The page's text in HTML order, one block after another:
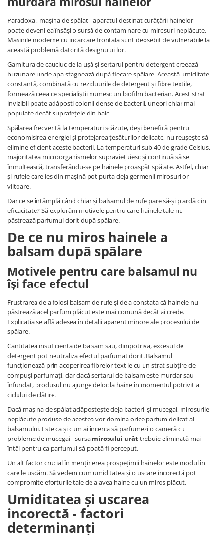
Paradoxal, mașina de spălat - aparatul destinat curățării hainelor -
poate deveni ea însăși o sursă de contaminare cu mirosuri neplăcute.
Mașinile moderne cu încărcare frontală sunt deosebit de vulnerabile la
această problemă datorită designului lor.
Garnitura de cauciuc de la ușă și sertarul pentru detergent creează
buzunare unde apa stagnează după fiecare spălare. Această umiditate
constantă, combinată cu reziduurile de detergent și fibre textile,
formează ceea ce specialiștii numesc un biofilm bacterian. Acest strat
invizibil poate adăposti colonii dense de bacterii, uneori chiar mai
populate decât suprafețele din baie.
Spălarea frecventă la temperaturi scăzute, deși benefică pentru
economisirea energiei și protejarea țesăturilor delicate, nu reușește să
elimine eficient aceste bacterii. La temperaturi sub 40 de grade Celsius,
majoritatea microorganismelor supraviețuiesc și continuă să se
înmulțească, transferându-se pe hainele proaspăt spălate. Astfel, chiar
și rufele care ies din mașină pot purta deja germenii mirosurilor
viitoare.
Dar ce se întâmplă când chiar și balsamul de rufe pare să-și piardă din
eficacitate? Să explorăm motivele pentru care hainele tale nu
păstrează parfumul dorit după spălare.
De ce nu miros hainele a
balsam după spălare
Motivele pentru care balsamul nu
își face efectul
Frustrarea de a folosi balsam de rufe și de a constata că hainele nu
păstrează acel parfum plăcut este mai comună decât ai crede.
Explicația se află adesea în detalii aparent minore ale procesului de
spălare.
Cantitatea insuficientă de balsam sau, dimpotrivă, excesul de
detergent pot neutraliza efectul parfumat dorit. Balsamul
funcționează prin acoperirea fibrelor textile cu un strat subțire de
compuși parfumați, dar dacă sertarul de balsam este murdar sau
înfundat, produsul nu ajunge deloc la haine în momentul potrivit al
ciclului de clătire.
Dacă mașina de spălat adăpostește deja bacterii și mucegai, mirosurile
neplăcute produse de acestea vor domina orice parfum delicat al
balsamului. Este ca și cum ai încerca să parfumezi o cameră cu
probleme de mucegai - sursa mirosului urâttrebuie eliminată mai
întâi pentru ca parfumul să poată fi perceput.
Un alt factor crucial în menținerea prospețimii hainelor este modul în
care le uscăm. Să vedem cum umiditatea și o uscare incorectă pot
compromite eforturile tale de a avea haine cu un miros plăcut.
Umiditatea și uscarea
incorectă - factori
determinanți